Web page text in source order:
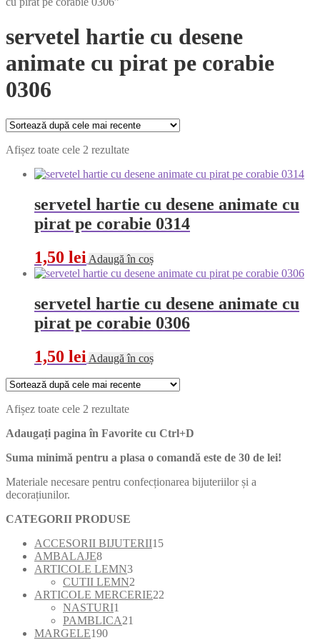
servetel hartie cu desene
animate cu pirat pe corabie
0306
Afișez toate cele 2 rezultateSortat
cele
recente
servetel hartie cu desene animate cu
pirat pe corabie 0314
1,50 lei Adaugă în coș
servetel hartie cu desene animate cu
pirat pe corabie 0306
1,50 lei Adaugă în coș
Afișez toate cele 2 rezultateSortat
cele
recente
Adaugați pagina în Favorite cu Ctrl+D
Suma minimă pentru a plasa o comandă este de 30 de lei!
Materiale necesare pentru confecționarea bijuteriilor și a
decorațiunilor.
CATEGORII PRODUSE
ACCESORII BIJUTERII1515
AMBALAJE88
produse
ARTICOLE LEMN33
produse
CUTII LEMN2
produse
ARTICOLE MERCERIE22
NASTURI1
produs
PAMBLICA21
MARGELE190190